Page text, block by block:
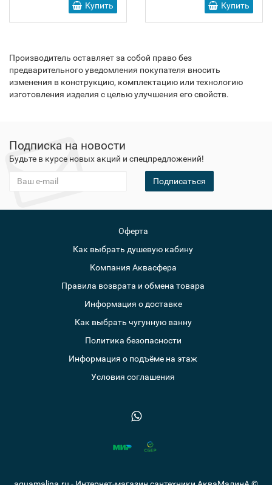
Купить Купить
Производитель оставляет за собой право без
предварительного уведомления покупателя вносить
изменения в конструкцию, комплектацию или технологию
изготовления изделия с целью улучшения его свойств.
Подписка на новости
Будьте в курсе новых акций и спецпредложений!
Подписаться
Оферта
Как выбрать душевую кабину
Компания Аквасфера
Правила возврата и обмена товара
Информация о доставке
Как выбрать чугунную ванну
Политика безопасности
Информация о подъёме на этаж
Условия соглашения